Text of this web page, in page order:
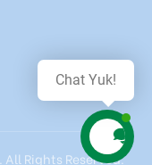
Rights Reserved.
Chat Yuk!